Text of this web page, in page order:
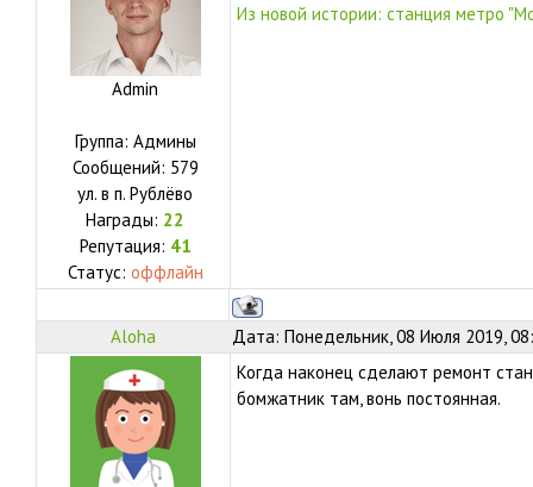
Admin
Группа: Админы
Сообщений: 579
ул. в п. Рублёво
Награды: 22
Репутация: 41
Статус: оффлайн
Из новой истории: станция метро
Aloha Дата: Понедельник, 08 Июля 2019,
Когда наконец сделают ремонт
бомжатник там, вонь постоянная.